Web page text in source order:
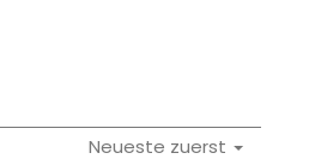
Neueste zuerst